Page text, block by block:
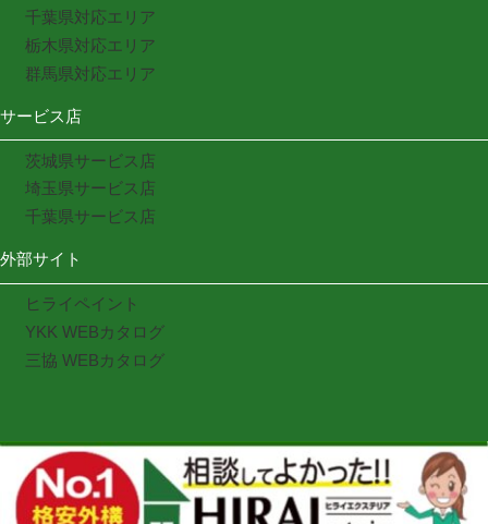
千葉県対応エリア
栃木県対応エリア
群馬県対応エリア
サービス店
茨城県サービス店
埼玉県サービス店
千葉県サービス店
外部サイト
ヒライペイント
YKK WEBカタログ
三協 WEBカタログ